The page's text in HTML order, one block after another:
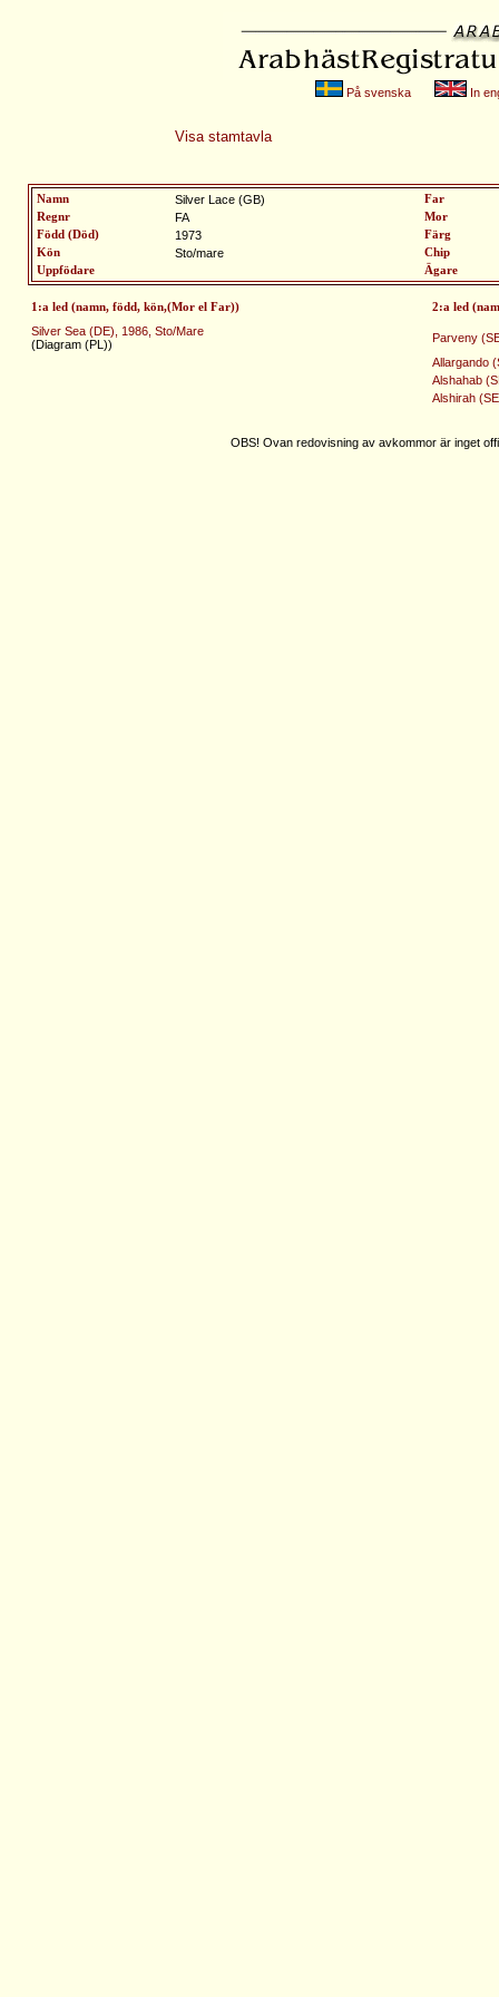
På svenska In
Visa stamtavla
Namn Silver Lace (GB)
Far
Regnr
FA
Mor
Född (Död)
1973
Färg
Kön
Sto/mare
Chip
Uppfödare
Ägare
1:a led (namn, född, kön,(Mor el Far)) 2:a led
Silver Sea (DE), 1986, Sto/Mare
(Diagram (PL))
Parveny
Allargando
Alshahab
Alshirah
OBS! Ovan redovisning av avkommor är inget